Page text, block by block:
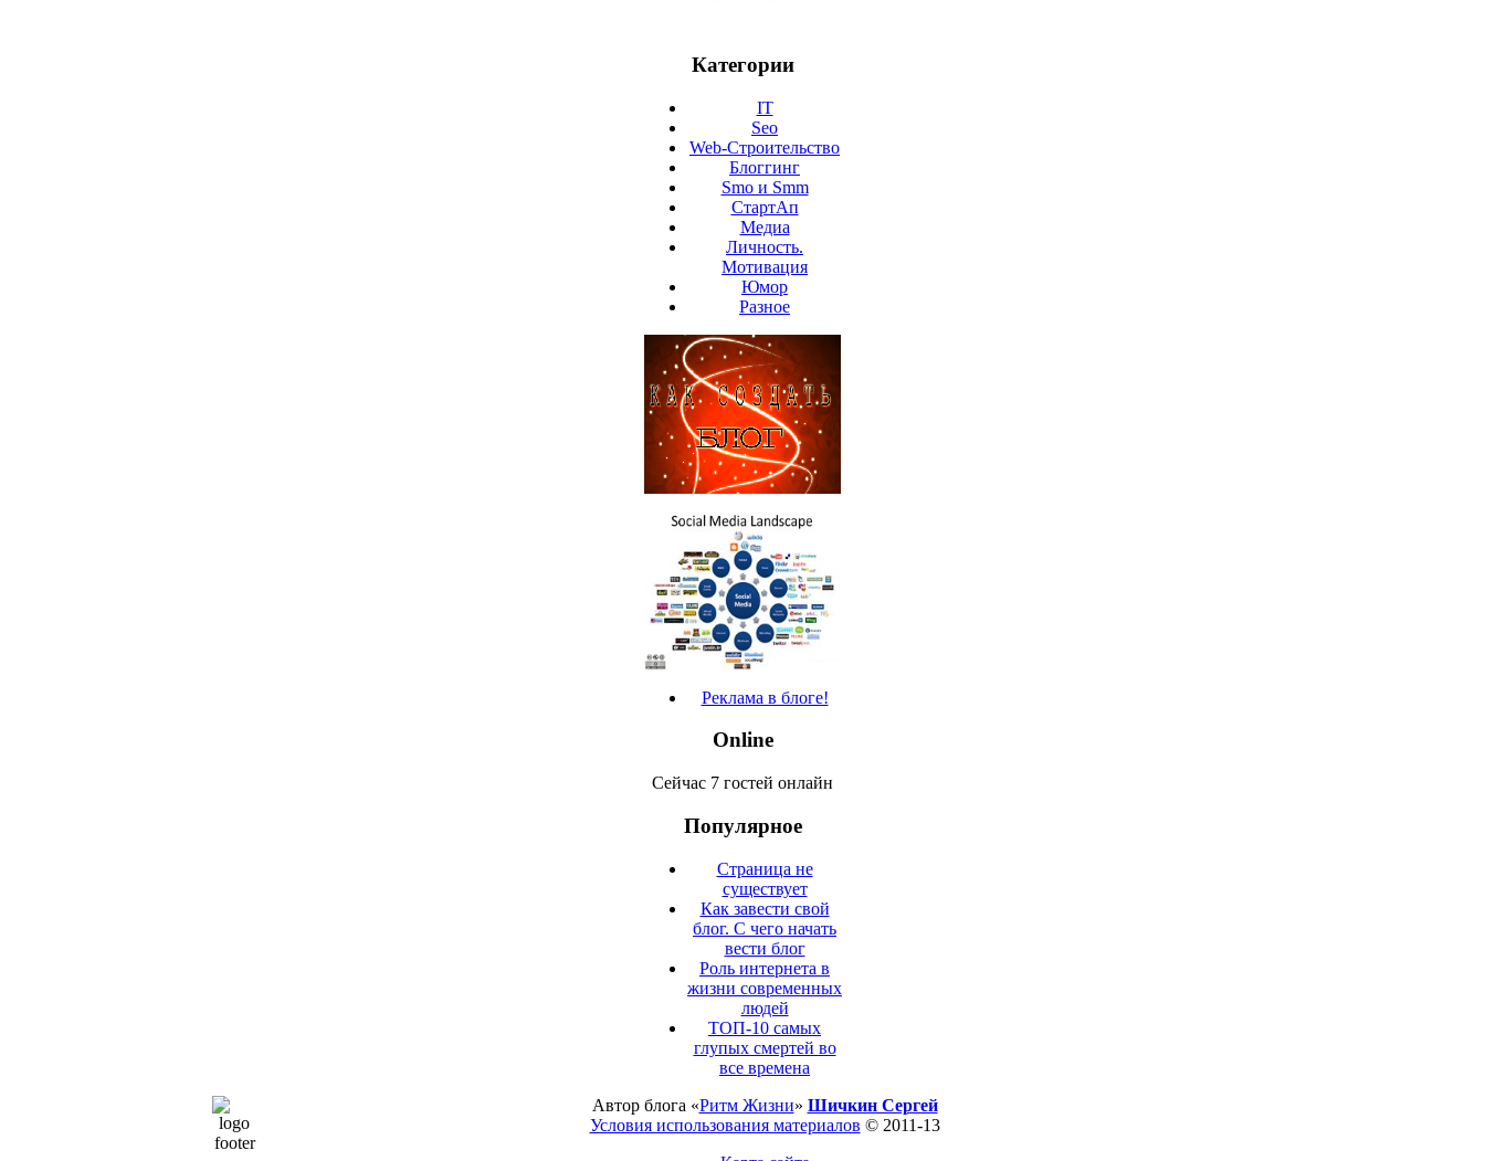
Категории
IT
Seo
Web-Строительство
Блоггинг
Smo и Smm
СтартАп
Медиа
Личность.
Мотивация
Юмор
Разное
Реклама в блоге!
Online
Сейчас 7 гостей онлайн
Популярное
Страница не
существует
Как завести свой
блог. С чего начать
вести блог
Роль интернета в
жизни современных
людей
ТОП-10 самых
глупых смертей во
все времена
Автор блога «Ритм Жизни» Шичкин Сергей
Условия использования материалов © 2011-13